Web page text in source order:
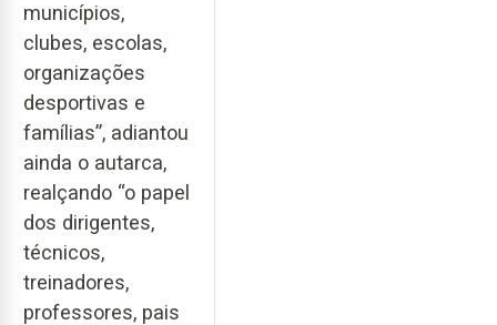
municípios,
clubes, escolas,
organizações
desportivas e
famílias”, adiantou
ainda o autarca,
realçando “o papel
dos dirigentes,
técnicos,
treinadores,
professores, pais